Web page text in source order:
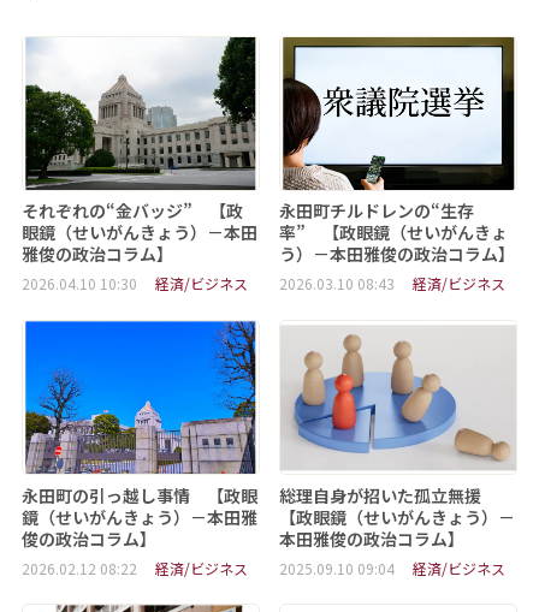
それぞれの“金バッジ” 【政
眼鏡（せいがんきょう）－本田
雅俊の政治コラム】
2026.04.10 10:30 経済/ビジネス
永田町チルドレンの“生存
率” 【政眼鏡（せいがんきょ
う）－本田雅俊の政治コラム】
2026.03.10 08:43 経済/ビジネス
永田町の引っ越し事情 【政眼
鏡（せいがんきょう）－本田雅
俊の政治コラム】
2026.02.12 08:22 経済/ビジネス
総理自身が招いた孤立無援
【政眼鏡（せいがんきょう）－
本田雅俊の政治コラム】
2025.09.10 09:04 経済/ビジネス